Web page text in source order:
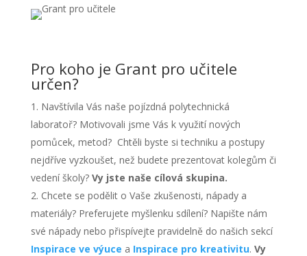
Pro koho je Grant pro učitele
určen?
Navštívila Vás naše pojízdná polytechnická
laboratoř? Motivovali jsme Vás k využití nových
pomůcek, metod? Chtěli byste si techniku a postupy
nejdříve vyzkoušet, než budete prezentovat kolegům či
vedení školy? Vy jste naše cílová skupina.
Chcete se podělit o Vaše zkušenosti, nápady a
materiály? Preferujete myšlenku sdílení? Napište nám
své nápady nebo přispívejte pravidelně do našich sekcí
Inspirace ve výuce a Inspirace pro kreativitu. Vy